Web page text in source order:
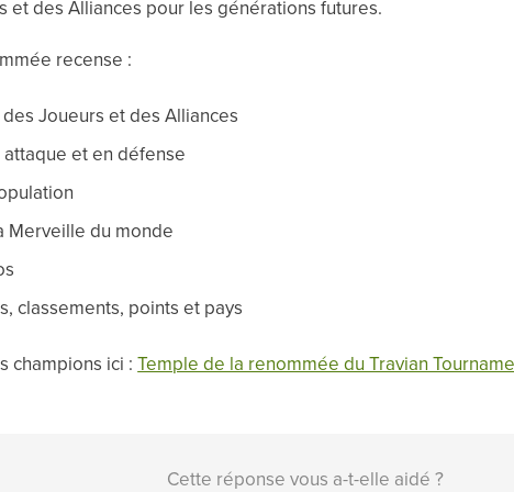
et des Alliances pour les générations futures.
recense :
Joueurs et des Alliances
et en défense
Merveille du monde
classements, points et pays
champions ici :Temple de la renommée du Travian
Cette réponse vous a-t-elle aidé ?